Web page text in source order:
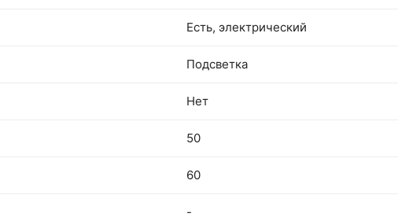
Есть, электрический
Подсветка
Нет
50
60
-